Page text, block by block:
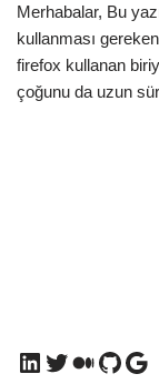
Merhabalar, Bu
kullanması
firefox kullanan
çoğunu da uzun